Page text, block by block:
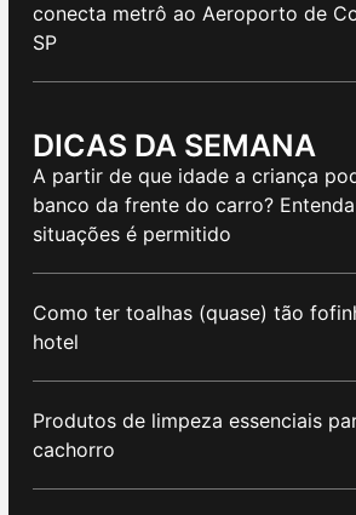
conecta metrô ao Aeroporto de
SP
DICAS DA SEMANA
A partir de que idade a criança
banco da frente do carro?
situações é permitido
Como ter toalhas (quase) tão
hotel
Produtos de limpeza essenciais
cachorro